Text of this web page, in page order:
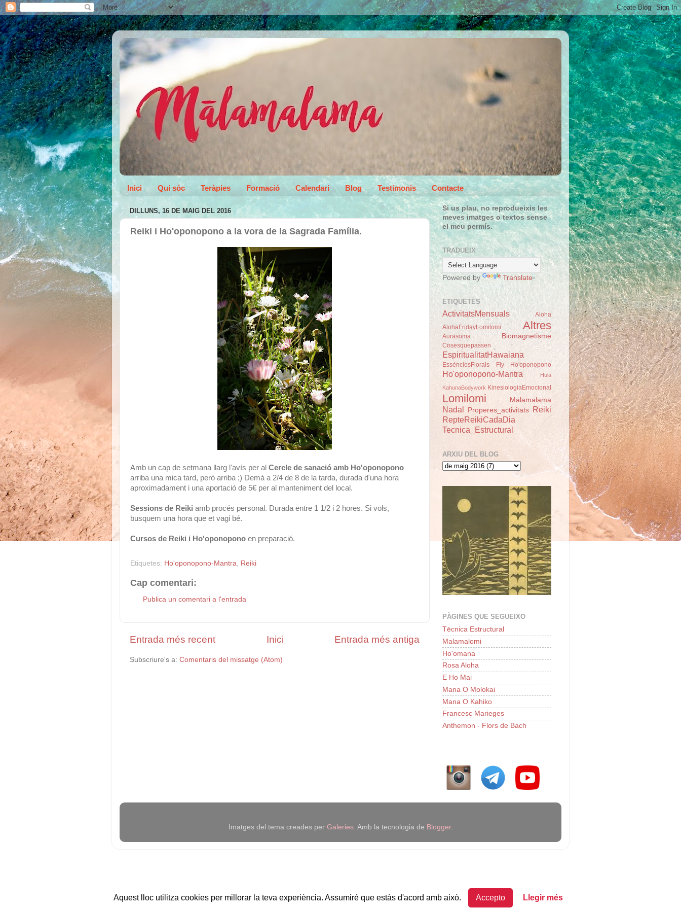
Aquest lloc utilitza cookies per millorar la teva experiència. Assumiré que estàs d'acord amb això. Accepto Llegir més
Inici Qui sóc Teràpies Formació Calendari Blog Testimonis Contacte
DILLUNS, 16 DE MAIG DEL 2016
Reiki i Ho'oponopono a la vora de la Sagrada Família.
Amb un cap de setmana llarg l'avís per al Cercle de sanació amb Ho'oponopono
arriba una mica tard, però arriba ;) Demà a 2/4 de 8 de la tarda, durada d'una hora
aproximadament i una aportació de 5€ per al manteniment del local.
Sessions de Reiki amb procés personal. Durada entre 1 1/2 i 2 hores. Si vols,
busquem una hora que et vagi bé.
Cursos de Reiki i Ho'oponopono en preparació.
Etiquetes: Ho'oponopono-Mantra Reiki
Cap comentari:
Publica un comentari a l'entrada
Entrada més recent Entrada més antiga
Inici
Subscriure's a: Comentaris del missatge (Atom)
Si us plau, no reprodueixis les
meves imatges o textos sense
el meu permís.
TRADUEIX
Powered by Translate
ETIQUETES
ActivitatsMensuals
Aloha
AlohaFridayLomilomi
Altres
Aurasoma Biomagnetisme
Cosesquepassen
EspiritualitatHawaiana
EssènciesFlorals Fly Ho'oponopono
Ho'oponopono-Mantra Hula
KahunaBodywork KinesiologiaEmocional
Lomilomi Malamalama
Nadal Properes_activitats Reiki
RepteReikiCadaDia
Tecnica_Estructural
ARXIU DEL BLOG
PÀGINES QUE SEGUEIXO
Tēcnica Estructural
Malamalomi
Ho'omana
Rosa Aloha
E Ho Mai
Mana O Molokai
Mana O Kahiko
Francesc Marieges
Anthemon - Flors de Bach
Imatges del tema creades per Galeries. Amb la tecnologia de Blogger.